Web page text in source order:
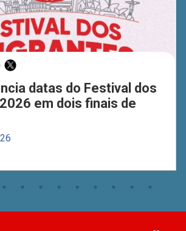
datas do Festival dos
em dois finais de